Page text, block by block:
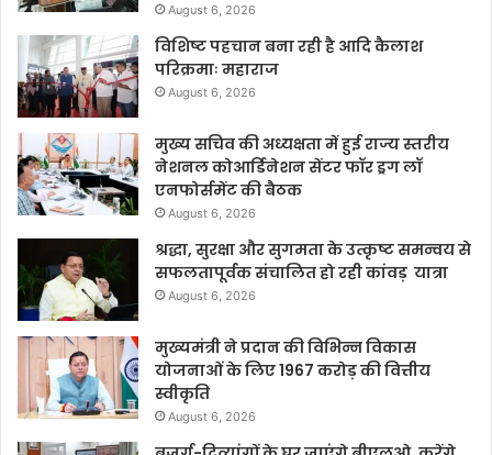
August 6, 2026
विशिष्ट पहचान बना रही है आदि कैलाश
परिक्रमाः महाराज
August 6, 2026
मुख्य सचिव की अध्यक्षता में हुई राज्य स्तरीय
नेशनल कोआर्डिनेशन सेंटर फॉर ड्रग लॉ
एनफोर्समेंट की बैठक
August 6, 2026
श्रद्धा, सुरक्षा और सुगमता के उत्कृष्ट समन्वय से
सफलतापूर्वक संचालित हो रही कांवड़ यात्रा
August 6, 2026
मुख्यमंत्री ने प्रदान की विभिन्न विकास
योजनाओं के लिए 1967 करोड़ की वित्तीय
स्वीकृति
August 6, 2026